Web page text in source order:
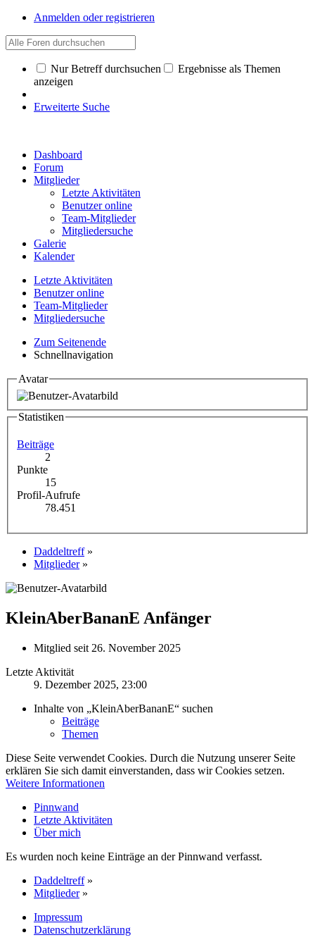
Anmelden oder registrieren
Nur Betreff durchsuchen
Ergebnisse als Themen
anzeigen
Erweiterte Suche
Dashboard
Forum
Mitglieder
Letzte Aktivitäten
Benutzer online
Team-Mitglieder
Mitgliedersuche
Galerie
Kalender
Letzte Aktivitäten
Benutzer online
Team-Mitglieder
Mitgliedersuche
Zum Seitenende
Schnellnavigation
Avatar
Statistiken
Beiträge
2
Punkte
15
Profil-Aufrufe
78.451
Daddeltreff »
Mitglieder »
KleinAberBananE Anfänger
Mitglied seit 26. November 2025
Letzte Aktivität
9. Dezember 2025, 23:00
Inhalte von „KleinAberBananE“ suchen
Beiträge
Themen
Diese Seite verwendet Cookies. Durch die Nutzung unserer Seite
erklären Sie sich damit einverstanden, dass wir Cookies setzen.
Weitere Informationen
Pinnwand
Letzte Aktivitäten
Über mich
Es wurden noch keine Einträge an der Pinnwand verfasst.
Daddeltreff »
Mitglieder »
Impressum
Datenschutzerklärung